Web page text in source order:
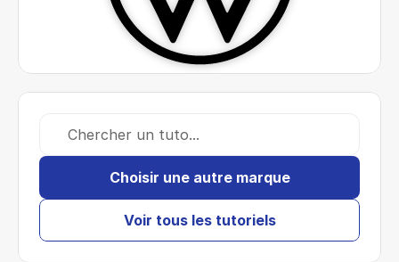
Chercher un tuto...
Choisir une autre marque
Voir tous les tutoriels